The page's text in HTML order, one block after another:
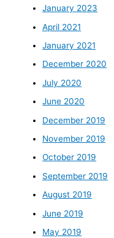
January 2023
April 2021
January 2021
December 2020
July 2020
June 2020
December 2019
November 2019
October 2019
September 2019
August 2019
June 2019
May 2019